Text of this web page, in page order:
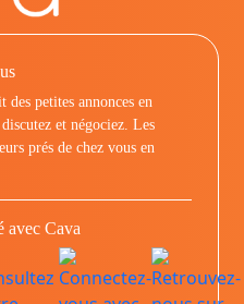
des petites annonces en
et négociez. Les
prés de chez vous en
avec Cava